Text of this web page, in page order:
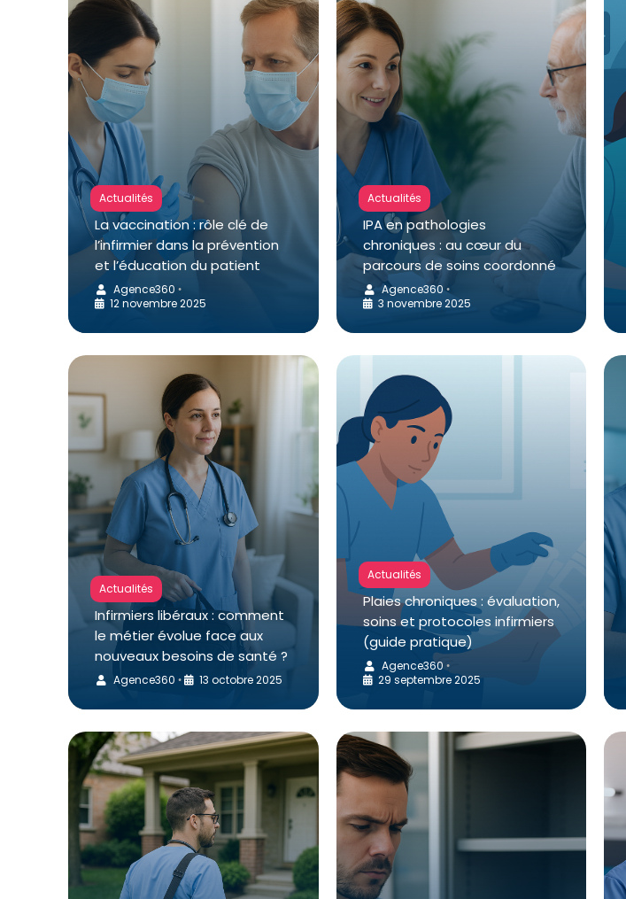
Actualités
La vaccination : rôle clé de
l’infirmier dans la prévention
et l’éducation du patient
Agence360 •
12 novembre 2025
Actualités
IPA en pathologies
chroniques : au cœur du
parcours de soins coordonné
Agence360 •
3 novembre 2025
Actualités
Infirmiers libéraux : comment
le métier évolue face aux
nouveaux besoins de santé ?
Agence360 • 13 octobre 2025
Actualités
Plaies chroniques : évaluation,
soins et protocoles infirmiers
(guide pratique)
Agence360 •
29 septembre 2025